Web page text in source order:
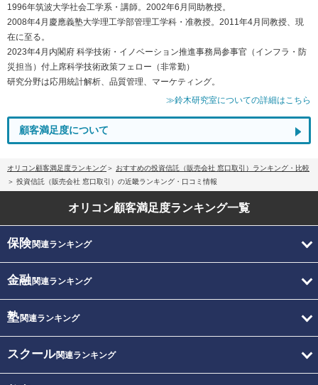
1996年筑波大学社会工学系・講師。2002年6月同助教授。
2008年4月慶應義塾大学理工学部管理工学科・准教授。2011年4月同教授、現
在に至る。
2023年4月内閣府 科学技術・イノベーション推進事務局参事官（インフラ・防
災担当）付上席科学技術政策フェロー（非常勤）
研究分野は応用統計解析、品質管理、マーケティング。
≫鈴木研究室についての詳細はこちら
顧客満足度について
オリコン顧客満足度ランキング
おすすめの投資信託（販売会社 窓口取引）ランキング・比較
投資信託（販売会社 窓口取引）の近畿ランキング・口コミ情報
オリコン顧客満足度ランキング一覧
保険関連ランキング
金融関連ランキング
塾関連ランキング
スクール関連ランキング